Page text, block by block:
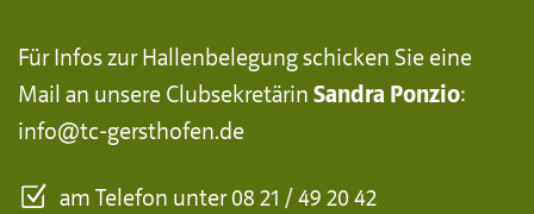
Für Infos zur Hallenbelegung schicken Sie eine
Mail an unsere Clubsekretärin Sandra Ponzio:
info@tc-gersthofen.de
am Telefon unter 08 21 / 49 20 42